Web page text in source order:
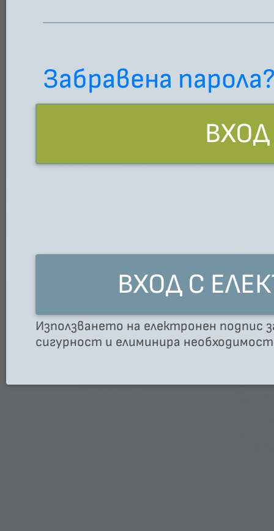
Забравена
ВХОД С
Използването на електронен подпис
сигурност и елиминира